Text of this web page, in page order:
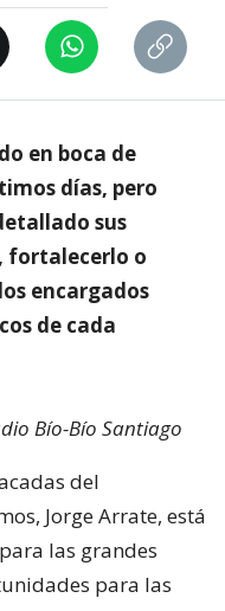
en boca de
días, pero
sus
fortalecerlo o
encargados
de cada
Bío-Bío Santiago
del
Jorge Arrate, está
las grandes
para las